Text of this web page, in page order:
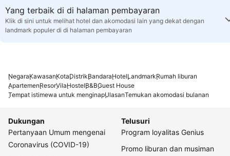
Yang terbaik di di halaman pembayaran
Klik di sini untuk melihat hotel dan akomodasi lain yang dekat dengan
landmark populer di di halaman pembayaran
NegaraKawasanKotaDistrikBandaraHotelLandmarkRumah liburan
ApartemenResorVilaHostelB&BGuest House
Tempat istimewa untuk menginapUlasanTemukan akomodasi bulanan
Dukungan
Pertanyaan Umum mengenai
Coronavirus (COVID-19)
Telusuri
Program loyalitas Genius
Promo liburan dan musiman